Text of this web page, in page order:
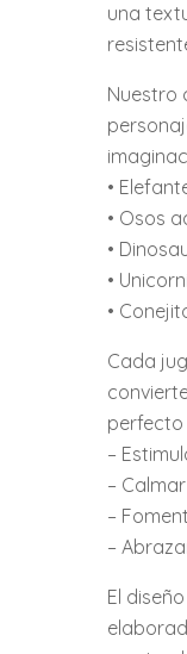
una
Nuestro
•
• Osos
•
•
•
Cada
perfecto
–
–
–
–
El